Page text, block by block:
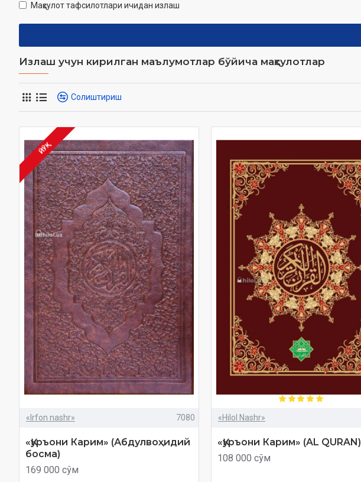
Маҳсулот тафсилотлари ичидан излаш
Излаш учун кирилган маълумотлар бўйича маҳсулотлар
Солиштириш
ЙЎҚ
«Irfon nashr» 7080
«Қуръони Карим» (Абдулвоҳидий
босма)
169 000 сўм
«Hilol Nashr»
«Қуръони Карим» (AL QURAN)
108 000 сўм